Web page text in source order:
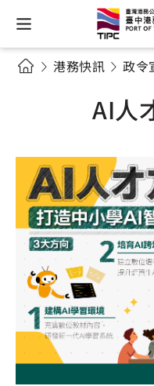
港務快訊 政令
AI人